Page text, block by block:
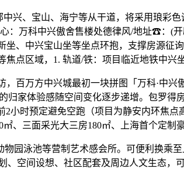
、宝山、海宁等从干道，将采用琅彩色
：万科中兴傲舍售楼处德律风/地址☎：(
、中兴宝山坐等坐点环抱，支撑房源征
点区域，1. 轨道/铁：项目临近地铁中兴
百万方中兴城最初一块拼图「万科·中兴
家体验感随空间变化逐步递增。包罗得
2小时预定避免空跑（项目为静安内环焦
三面采光大三房180㎡、上海首个定制豪
园泳池等营制艺术感会所。可便利换乘至
空间设想、社区配套及周边人文生态，